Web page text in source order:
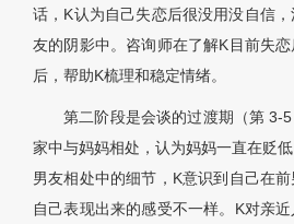
话，K认为自己失恋后很没用没自信
友的阴影中。咨询师在了解K目前失
后，帮助K梳理和稳定情绪。
第二阶段是会谈的过渡期（第 3-
家中与妈妈相处，认为妈妈一直在贬
男友相处中的细节，K意识到自己在
自己表现出来的感受不一样。K对亲